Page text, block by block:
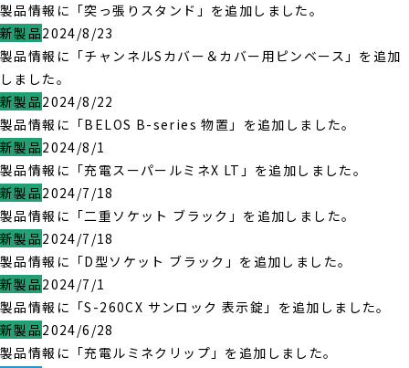
製品情報に「突っ張りスタンド」を追加しました。
新製品2024/8/23
製品情報に「チャンネルSカバー＆カバー用ピンベース」を追加
しました。
新製品2024/8/22
製品情報に「BELOS B-series 物置」を追加しました。
新製品2024/8/1
製品情報に「充電スーパールミネX LT」を追加しました。
新製品2024/7/18
製品情報に「二重ソケット ブラック」を追加しました。
新製品2024/7/18
製品情報に「D型ソケット ブラック」を追加しました。
新製品2024/7/1
製品情報に「S-260CX サンロック 表示錠」を追加しました。
新製品2024/6/28
製品情報に「充電ルミネクリップ」を追加しました。